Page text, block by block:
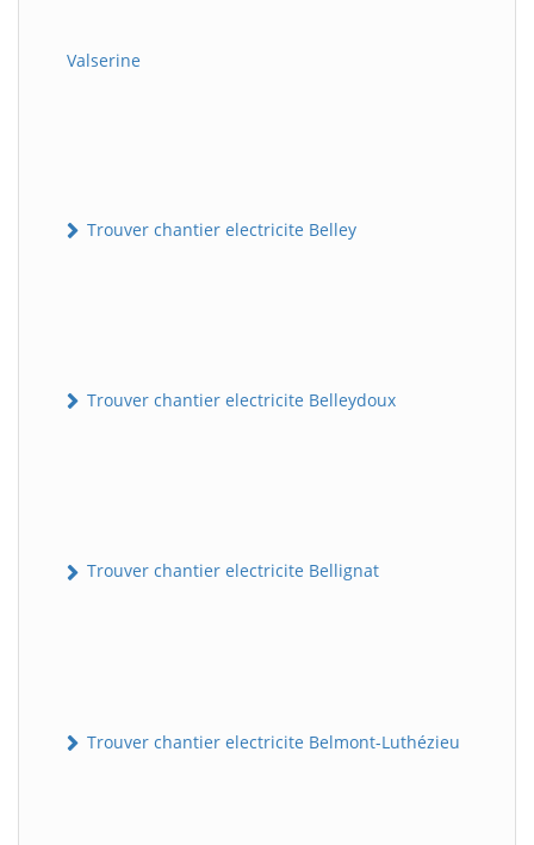
Valserine
Trouver chantier electricite Belley
Trouver chantier electricite Belleydoux
Trouver chantier electricite Bellignat
Trouver chantier electricite Belmont-Luthézieu